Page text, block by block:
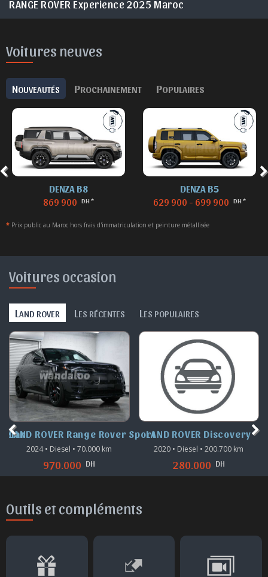
RANGE ROVER Experience 2025 Maroc
Voitures neuves
NOUVEAUTÉS PROCHAINEMENT POPULAIRES
DENZA B8
869 900 DH *
DENZA B5
629 900 - 699 900 DH *
* Prix public au Maroc hors frais d'immatriculation et peinture métallisée
Voitures occasion
LAND ROVER L ES RÉCENTES L ES POPULAIRES
Velar
LAND ROVER Range Rover Sport
2024 • Diesel • 70.000 km
970.000 DH
LAND ROVER Discovery
2020 • Diesel • 200.700 km
280.000 DH
Outils et compléments